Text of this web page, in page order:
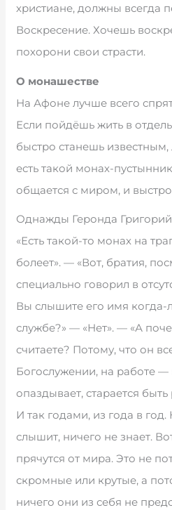
христиане, должны всегда
Воскресение. Хочешь
похорони свои страсти.
О монашестве
На Афоне лучше всего
Если пойдёшь жить в
быстро станешь известным,
есть такой монах-
общается с миром, и
Однажды Геронда Григорий
«Есть такой-то монах на
болеет». — «Вот, братия,
специально говорил в
Вы слышите его имя когда-
службе?» — «Нет». — «А
считаете? Потому, что он
Богослужении, на работе —
опаздывает, старается
И так годами, из года в
слышит, ничего не знает.
прячутся от мира. Это не
скромные или крутые, а
ничего они из себя не